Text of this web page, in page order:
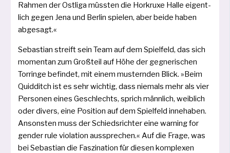
Rahmen der Ostliga müss­ten die Horkruxe Halle eigent­
lich gegen Jena und Berlin spie­len, aber bei­de haben
abgesagt.«
Sebastian streift sein Team auf dem Spielfeld, das sich
momen­tan zum Großteil auf Höhe der geg­ne­ri­schen
Torringe befin­det, mit einem mus­tern­den Blick. »Beim
Quidditch ist es sehr wich­tig, dass nie­mals mehr als vier
Personen eines Geschlechts, sprich männ­lich, weib­lich
oder divers, eine Position auf dem Spielfeld inne­ha­ben.
Ansonsten muss der Schiedsrichter eine warning for
gen­der rule vio­la­ti­on aus­spre­chen.« Auf die Frage, was
bei Sebastian die Faszination für die­sen kom­ple­xen